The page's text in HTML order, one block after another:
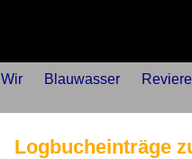
Wir Blauwasser
Reviere
Logbucheinträge